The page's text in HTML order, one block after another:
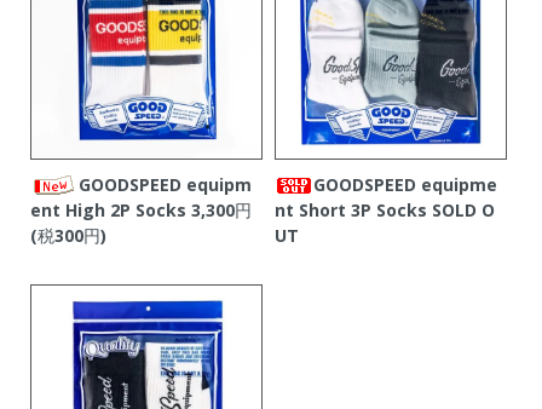
GOODSPEED equipm
ent High 2P Socks 3,300円
(税300円)
GOODSPEED equipme
nt Short 3P Socks SOLD O
UT